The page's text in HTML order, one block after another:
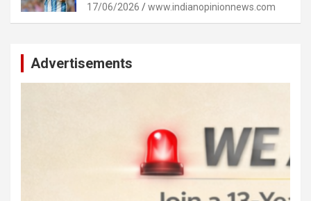
17/06/2026 www.indianopinionnews.com
Advertisements